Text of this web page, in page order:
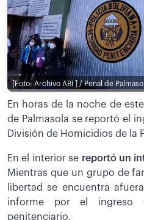
[Foto: Archivo ABI ] / Penal de
En horas de la noche de
de Palmasola se reportó el
División de Homicidios de la
En el interior se reportó un
Mientras que un grupo de
libertad se encuentra
informe por el ingreso
penitenciario.